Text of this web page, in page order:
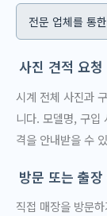
전문 업체를 통
사진 견적 요청
시계 전체 사진과
니다. 모델명, 구입
격을 안내받을 수
방문 또는 출장
직접 매장을 방문